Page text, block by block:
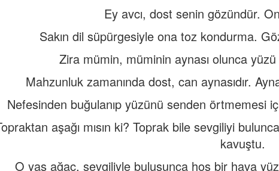
Ey avcı, dost senin gözündür.
Sakın dil süpürgesiyle ona toz kondurma.
Zira mümin, müminin aynası olunca
Mahzunluk zamanında dost, can aynasıdır.
Nefesinden buğulanıp yüzünü senden örtmemesi
aşağı mısın ki? Toprak bile sevgiliyi
kavuştu.
O yaş ağaç, sevgiliyle buluşunca hoş bir hava